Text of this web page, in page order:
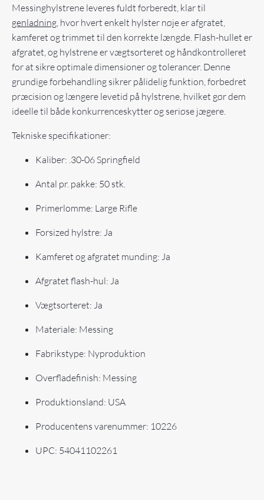
Messinghylstrene leveres fuldt forberedt, klar til
genladning , hvor hvert enkelt hylster nøje er afgratet,
kamferet og trimmet til den korrekte længde. Flash-hullet er
afgratet, og hylstrene er vægtsorteret og håndkontrolleret
for at sikre optimale dimensioner og tolerancer. Denne
grundige forbehandling sikrer pålidelig funktion, forbedret
præcision og længere levetid på hylstrene, hvilket gør dem
ideelle til både konkurrenceskytter og seriøse jægere.
Tekniske specifikationer:
Kaliber: .30-06 Springfield
Antal pr. pakke: 50 stk.
Primerlomme: Large Rifle
Forsized hylstre: Ja
Kamferet og afgratet munding: Ja
Afgratet flash-hul: Ja
Vægtsorteret: Ja
Materiale: Messing
Fabrikstype: Nyproduktion
Overfladefinish: Messing
Produktionsland: USA
Producentens varenummer: 10226
UPC: 54041102261